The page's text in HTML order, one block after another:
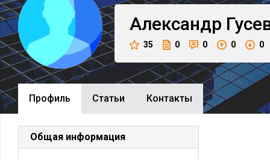
Александр
35 0 0 0 0
Профиль Cтатьи Контакты
Общая информация